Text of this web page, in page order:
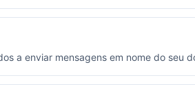
a enviar mensagens em nome do seu